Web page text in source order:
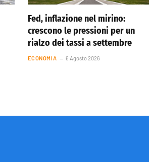
Fed, inflazione nel mirino:
crescono le pressioni per un
rialzo dei tassi a settembre
ECONOMIA 6 Agosto 2026